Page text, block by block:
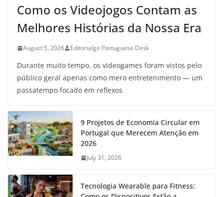
Como os Videojogos Contam as
Melhores Histórias da Nossa Era
August 5, 2026 Editorialge Portuguese Desk
Durante muito tempo, os videogames foram vistos pelo
público geral apenas como mero entretenimento — um
passatempo focado em reflexos
9 Projetos de Economia Circular em
Portugal que Merecem Atenção em
2026
July 31, 2026
Tecnologia Wearable para Fitness: